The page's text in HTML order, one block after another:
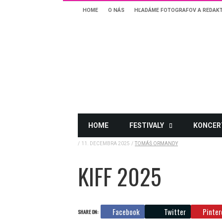
HOME O NÁS HĽADÁME FOTOGRAFOV A
HOME FESTIVALY
Home Kultúra Film Krstný Otec Príde Už O Pár Dní Do
/ 11. DECEMBRA 2025 / TOMÁŠ ORMANDY
KIFF 2025
SHARE ON: Facebook Twitter